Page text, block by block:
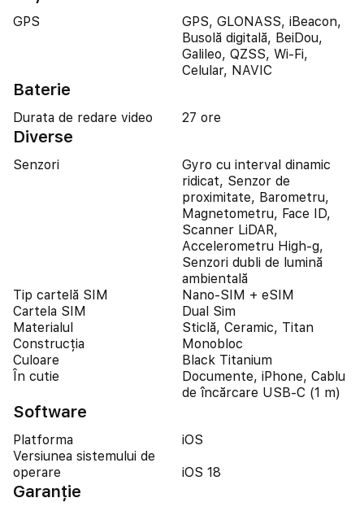
GPS
GPS, GLONASS, iBeacon,
Busolă digitală, BeiDou,
Galileo, QZSS, Wi-Fi,
Celular, NAVIC
Baterie
Durata de redare video 27 ore
Diverse
Senzori
Gyro cu interval dinamic
ridicat, Senzor de
proximitate, Barometru,
Magnetometru, Face ID,
Scanner LiDAR,
Accelerometru High-g,
Senzori dubli de lumină
ambientală
Tip cartelă SIM
Nano-SIM + eSIM
Cartela SIM
Dual Sim
Materialul
Sticlă, Ceramic, Titan
Construcția
Monobloc
Culoare
Black Titanium
În cutie
Documente, iPhone, Cablu
de încărcare USB-C (1 m)
Software
Platforma
iOS
Versiunea sistemului de
operare
iOS 18
Garanție